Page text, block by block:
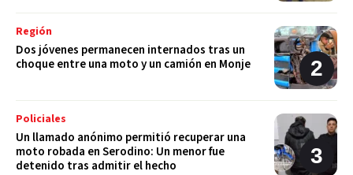
Región
Dos jóvenes permanecen internados tras un
choque entre una moto y un camión en Monje
Policiales
Un llamado anónimo permitió recuperar una
moto robada en Serodino: Un menor fue
detenido tras admitir el hecho